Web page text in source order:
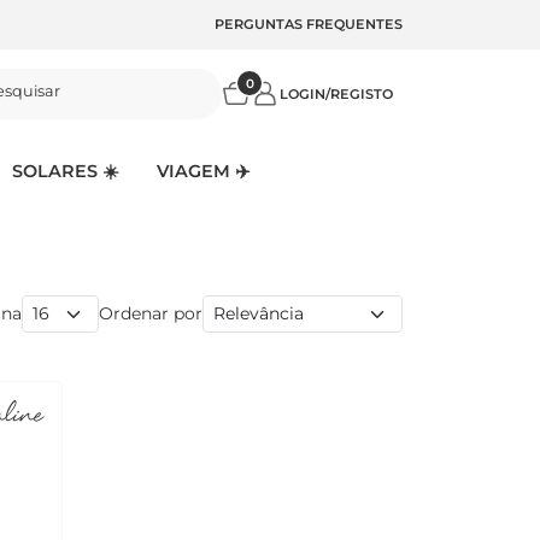
PERGUNTAS FREQUENTES
0
LOGIN/REGISTO
SOLARES ☀️ VIAGEM ✈️
Ordenar por